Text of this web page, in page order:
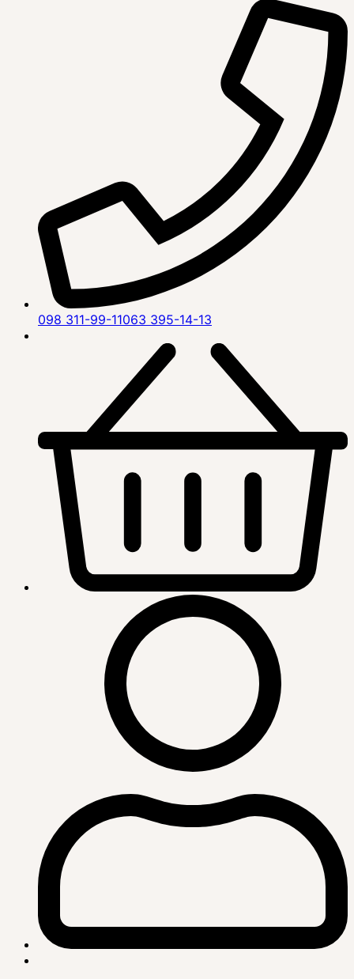
098 311-99-11063 395-14-13